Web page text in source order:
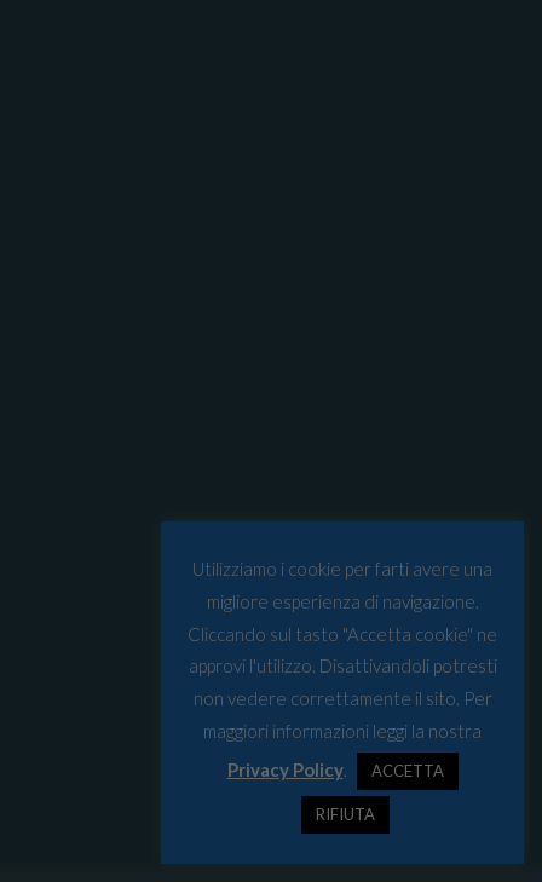
Utilizziamo i cookie per farti avere una
migliore esperienza di navigazione.
Cliccando sul tasto "Accetta cookie" ne
approvi l'utilizzo. Disattivandoli potresti
non vedere correttamente il sito. Per
maggiori informazioni leggi la nostra
Privacy Policy. ACCETTA
RIFIUTA